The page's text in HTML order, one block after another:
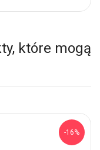
które mogą
-16%